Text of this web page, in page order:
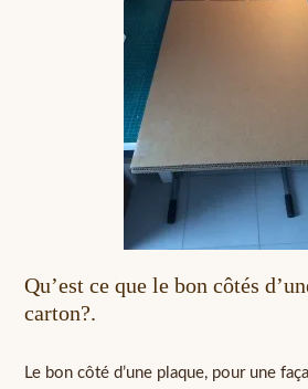
Qu’est ce que le bon côtés
carton?.
Le bon côté d’une plaque, pour une